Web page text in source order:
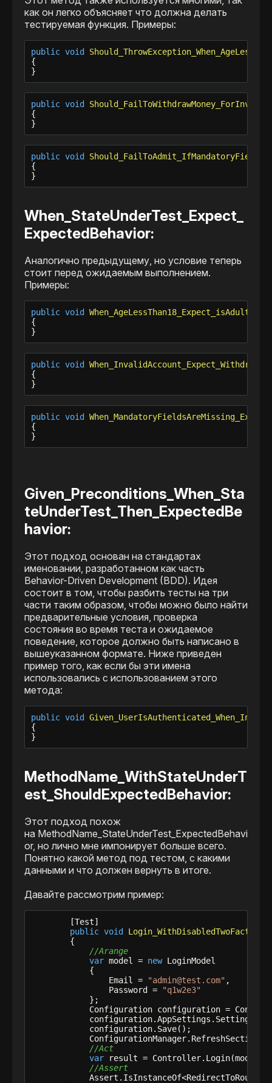
как он легко объясняет что должна делать
тестируемая функция. Примеры:
public void
{
}
public void
{
}
public void
{
}
When_StateUnderTest_Expect_
ExpectedBehavior:
Аналогично предыдущему, но условие теперь
стоит перед ожидаемым выполнением.
Примеры:
public void
{
}
public void
{
}
public void
{
}
Given_Preconditions_When_Sta
teUnderTest_Then_ExpectedBe
havior:
Этот подход основан на стандартах
именовании, разработанном как часть
Behavior-Driven Development (BDD). Идея
состоит в том, чтобы разбить тесты на три
части таким образом, чтобы можно было найти
предварительные условия, проверка
состояния во время теста и ожидаемое
поведение, которое должно быть написано в
вышеуказанном формате. Ниже приведен
пример того, как если бы эти имена
использовались с использованием этого
метода:
public void
{
}
MethodName_WithStateUnderT
est_ShouldExpectedBehavior: ​
Этот подход похож
на MethodName_StateUnderTest_ExpectedBehavi
or, но лично мне импонирует больше всего.
Понятно какой метод под тестом, с какими
данными и что должен вернуть в итоге.
Давайте рассмотрим пример:
        [Test]
public void
        {
//Arange
var model = new LoginModel
            {
                Email =
"admin@test.com" ,
                Password =
"q1w2e3"
            };
Configuration configuration =
            configuration.Save();
            ConfigurationManager.RefreshSection(
//Act
var result = Controller.Login(model,
//Assert